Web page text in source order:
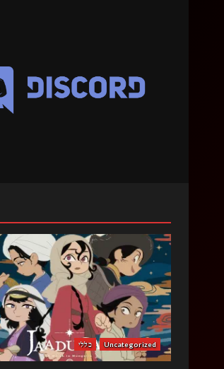
Uncategorized כללי